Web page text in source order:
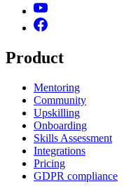
Product
Mentoring
Community
Upskilling
Onboarding
Skills Assessment
Integrations
Pricing
GDPR compliance